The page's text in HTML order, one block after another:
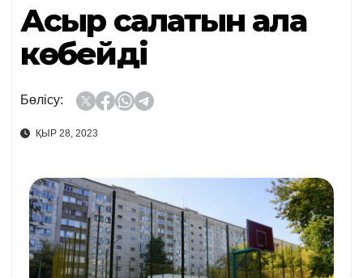
Асыр салатын алаң
көбейді
Бөлісу:
ҚЫР 28, 2023